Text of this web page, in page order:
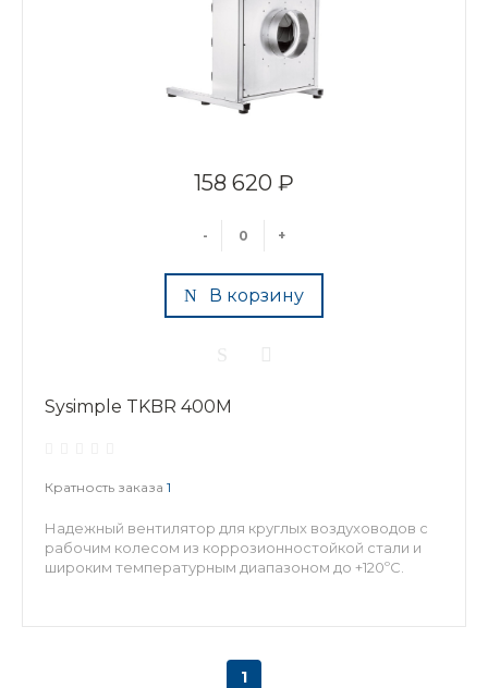
158 620 ₽
- +
В корзину
Sysimple TKBR 400M
Кратность заказа 1
Надежный вентилятор для круглых воздуховодов с
рабочим колесом из коррозионностойкой стали и
широким температурным диапазоном до +120ºC.
1